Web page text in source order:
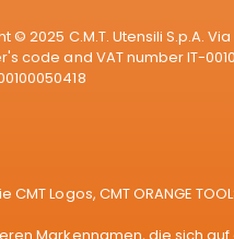
© 2025 C.M.T. Utensili S.p.A.
code and VAT number IT-
CMT Logos, CMT ORANGE